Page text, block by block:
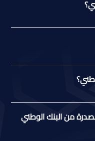
من البنك الوطني